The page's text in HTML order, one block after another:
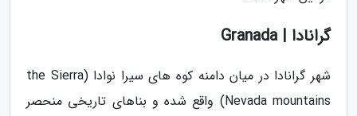
گرانادا | Granada
شهر گرانادا در میان دامنه کوه های سیرا نوادا (the Sierra
Nevada mountains) واقع شده و بناهای تاریخی منحصر